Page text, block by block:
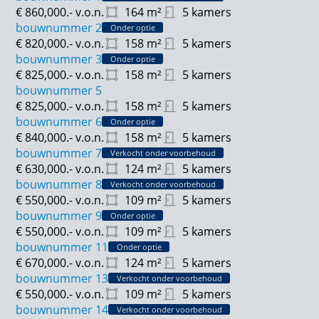
missen.
De verkoop is gestart, schrijf je in voor jouw
favorieten woningen tot en met 28 juni via de
projectwebsite hoven-aarlesche-erven. nl
164 m² 5 kamers
€ 860,000.-v.o.n.
bouwnummer 2
Onder optie
158 m² 5 kamers
€ 820,000.-v.o.n.
bouwnummer 3
Onder optie
158 m² 5 kamers
€ 825,000.-v.o.n.
bouwnummer 5
158 m² 5 kamers
€ 825,000.-v.o.n.
bouwnummer 6
Onder optie
158 m² 5 kamers
€ 840,000.-v.o.n.
bouwnummer 7
Verkocht onder voorbehoud
124 m² 5 kamers
€ 630,000.-v.o.n.
bouwnummer 8
Verkocht onder voorbehoud
109 m² 5 kamers
€ 550,000.-v.o.n.
bouwnummer 9
Onder optie
109 m² 5 kamers
€ 550,000.-v.o.n.
bouwnummer 11
Onder optie
124 m² 5 kamers
€ 670,000.-v.o.n.
bouwnummer 13
Verkocht onder voorbehoud
109 m² 5 kamers
€ 550,000.-v.o.n.
bouwnummer 14
Verkocht onder voorbehoud